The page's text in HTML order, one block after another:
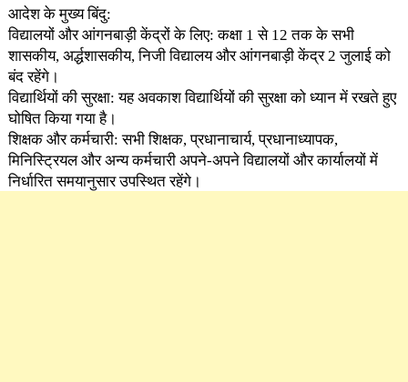
आदेश के मुख्य बिंदु:
विद्यालयों और आंगनबाड़ी केंद्रों के लिए: कक्षा 1 से 12 तक के सभी
शासकीय, अर्द्धशासकीय, निजी विद्यालय और आंगनबाड़ी केंद्र 2 जुलाई को
बंद रहेंगे।
विद्यार्थियों की सुरक्षा: यह अवकाश विद्यार्थियों की सुरक्षा को ध्यान में रखते हुए
घोषित किया गया है।
शिक्षक और कर्मचारी: सभी शिक्षक, प्रधानाचार्य, प्रधानाध्यापक,
मिनिस्ट्रियल और अन्य कर्मचारी अपने-अपने विद्यालयों और कार्यालयों में
निर्धारित समयानुसार उपस्थित रहेंगे।